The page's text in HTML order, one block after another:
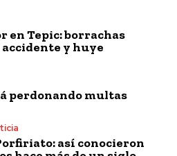
en Tepic: borrachas
y huye
perdonando multas
así conocieron